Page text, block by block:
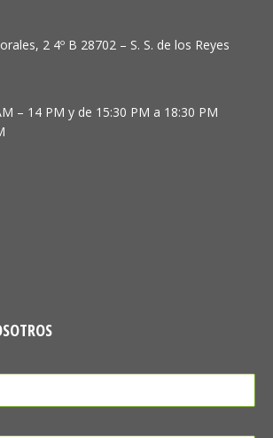
2 4º B 28702 – S. S. de los Reyes
– 14 PM y de 15:30 PM a 18:30 PM